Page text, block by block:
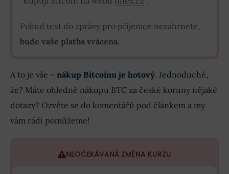
Pokud text do zprávy pro příjemce nezahrnete,
bude vaše platba vrácena.
A to je vše – nákup Bitcoinu je hotový. Jednoduché,
že? Máte ohledně nákupu BTC za české koruny nějaké
dotazy? Ozvěte se do komentářů pod článkem a my
vám rádi pomůžeme!
NEOČEKÁVANÁ ZMĚNA KURZU